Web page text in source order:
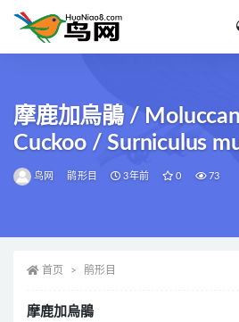
摩鹿加烏鵑 /
Cuckoo / Surniculus
鸟网 鹃形目 3年前 0 73
首页 鹃形目
摩鹿加烏鵑